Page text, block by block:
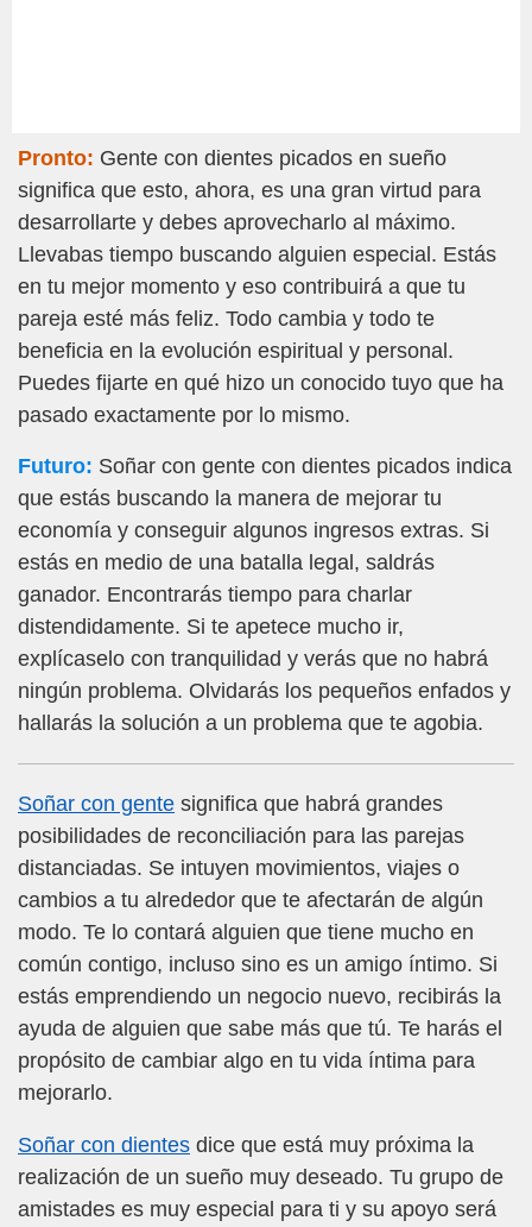
Pronto: Gente con dientes picados en sueño
significa que esto, ahora, es una gran virtud para
desarrollarte y debes aprovecharlo al máximo.
Llevabas tiempo buscando alguien especial. Estás
en tu mejor momento y eso contribuirá a que tu
pareja esté más feliz. Todo cambia y todo te
beneficia en la evolución espiritual y personal.
Puedes fijarte en qué hizo un conocido tuyo que ha
pasado exactamente por lo mismo.
Futuro: Soñar con gente con dientes picados indica
que estás buscando la manera de mejorar tu
economía y conseguir algunos ingresos extras. Si
estás en medio de una batalla legal, saldrás
ganador. Encontrarás tiempo para charlar
distendidamente. Si te apetece mucho ir,
explícaselo con tranquilidad y verás que no habrá
ningún problema. Olvidarás los pequeños enfados y
hallarás la solución a un problema que te agobia.
Soñar con gente significa que habrá grandes
posibilidades de reconciliación para las parejas
distanciadas. Se intuyen movimientos, viajes o
cambios a tu alrededor que te afectarán de algún
modo. Te lo contará alguien que tiene mucho en
común contigo, incluso sino es un amigo íntimo. Si
estás emprendiendo un negocio nuevo, recibirás la
ayuda de alguien que sabe más que tú. Te harás el
propósito de cambiar algo en tu vida íntima para
mejorarlo.
Soñar con dientes dice que está muy próxima la
realización de un sueño muy deseado. Tu grupo de
amistades es muy especial para ti y su apoyo será